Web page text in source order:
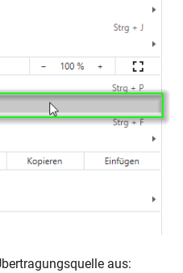
aus: